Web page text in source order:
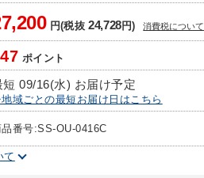
円(税抜24,728円) 消費税について
ポイント
短 09/16(水) お届け予定
域ごとの最短お届け日はこちら
品番号:SS-OU-0416C
て